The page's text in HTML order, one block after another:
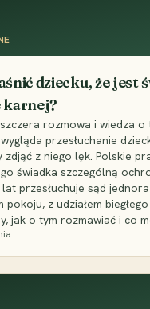
dziecku, że jest
karnej?
rozmowa i wiedza o
przesłuchanie
zdjąć z niego lęk. Polskie
świadka szczególną
przesłuchuje sąd
pokoju, z udziałem
jak o tym rozmawiać i co